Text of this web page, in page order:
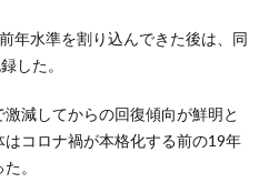
年水準を割り込んできた後は、同
した。
減してからの回復傾向が鮮明と
コロナ禍が本格化する前の19年
。